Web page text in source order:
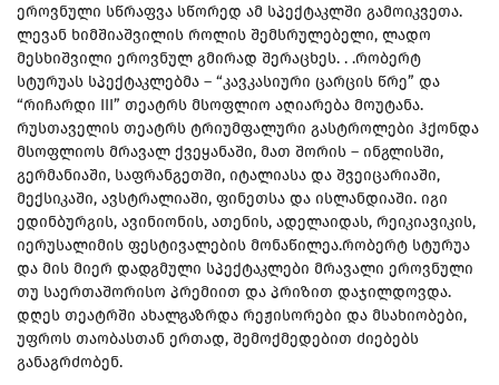
ეროვნული სწრაფვა სწორედ ამ სპექტაკლში გამოიკვეთა.
ლევან ხიმშიაშვილის როლის შემსრულებელი, ლადო
მესხიშვილი ეროვნულ გმირად შერაცხეს. . .რობერტ
სტურუას სპექტაკლებმა – “კავკასიური ცარცის წრე” და
“რიჩარდი III” თეატრს მსოფლიო აღიარება მოუტანა.
რუსთაველის თეატრს ტრიუმფალური გასტროლები ჰქონდა
მსოფლიოს მრავალ ქვეყანაში, მათ შორის – ინგლისში,
გერმანიაში, საფრანგეთში, იტალიასა და შვეიცარიაში,
მექსიკაში, ავსტრალიაში, ფინეთსა და ისლანდიაში. იგი
ედინბურგის, ავინიონის, ათენის, ადელაიდას, რეიკიავიკის,
იერუსალიმის ფესტივალების მონაწილეა.რობერტ სტურუა
და მის მიერ დადგმული სპექტაკლები მრავალი ეროვნული
თუ საერთაშორისო პრემიით და პრიზით დაჯილდოვდა.
დღეს თეატრში ახალგაზრდა რეჟისორები და მსახიობები,
უფროს თაობასთან ერთად, შემოქმედებით ძიებებს
განაგრძობენ.